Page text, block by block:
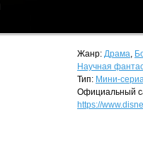
Жанр: Драма,
Научная
Тип: Мини-
Официальный
https://